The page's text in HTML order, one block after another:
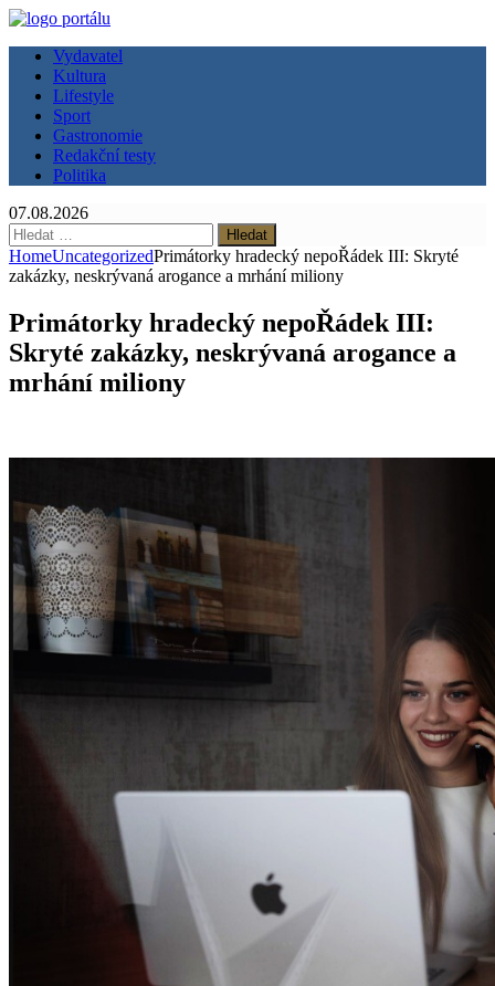
Vydavatel
Kultura
Lifestyle
Sport
Gastronomie
Redakční testy
Politika
07.08.2026
Vyhledávání
HomeUncategorizedPrimátorky hradecký nepoŘádek III: Skryté
zakázky, neskrývaná arogance a mrhání miliony
Primátorky hradecký nepoŘádek III:
Skryté zakázky, neskrývaná arogance a
mrhání miliony